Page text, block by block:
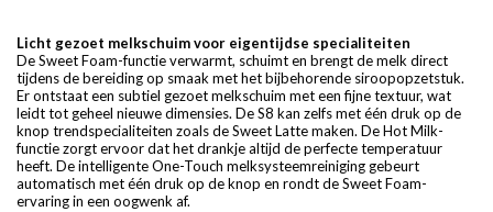
Licht gezoet melkschuim voor eigentijdse specialiteiten
De Sweet Foam-functie verwarmt, schuimt en brengt de melk direct
tijdens de bereiding op smaak met het bijbehorende siroopopzetstuk.
Er ontstaat een subtiel gezoet melkschuim met een fijne textuur, wat
leidt tot geheel nieuwe dimensies. De S8 kan zelfs met één druk op de
knop trendspecialiteiten zoals de Sweet Latte maken. De Hot Milk-
functie zorgt ervoor dat het drankje altijd de perfecte temperatuur
heeft. De intelligente One-Touch melksysteemreiniging gebeurt
automatisch met één druk op de knop en rondt de Sweet Foam-
ervaring in een oogwenk af.